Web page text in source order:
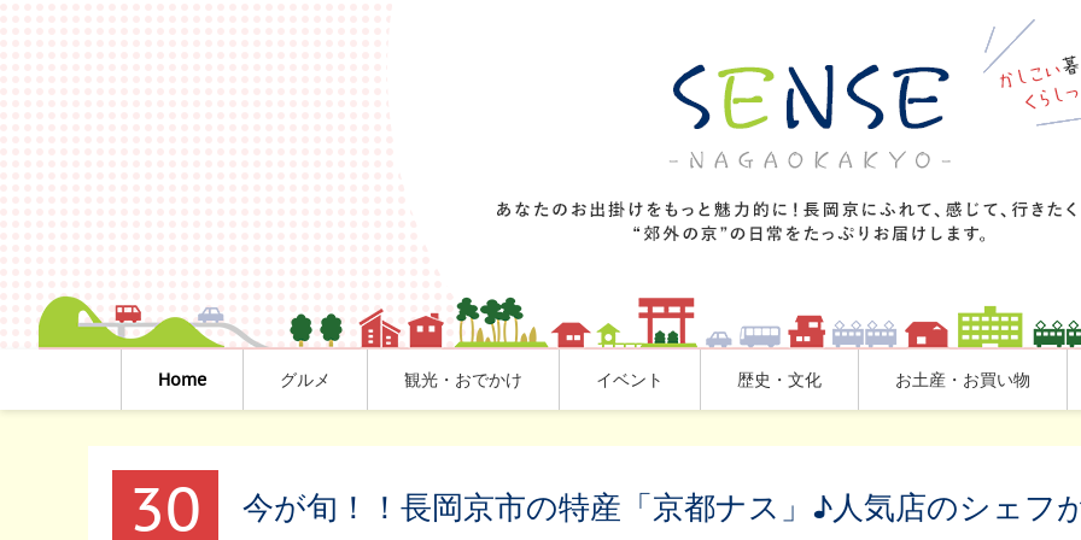
Home グルメ 観光・おでかけ イベント 歴史・文化 お土産・お買い物
30
今が旬！！長岡京市の特産「京都ナス」♪人気店のシェフ